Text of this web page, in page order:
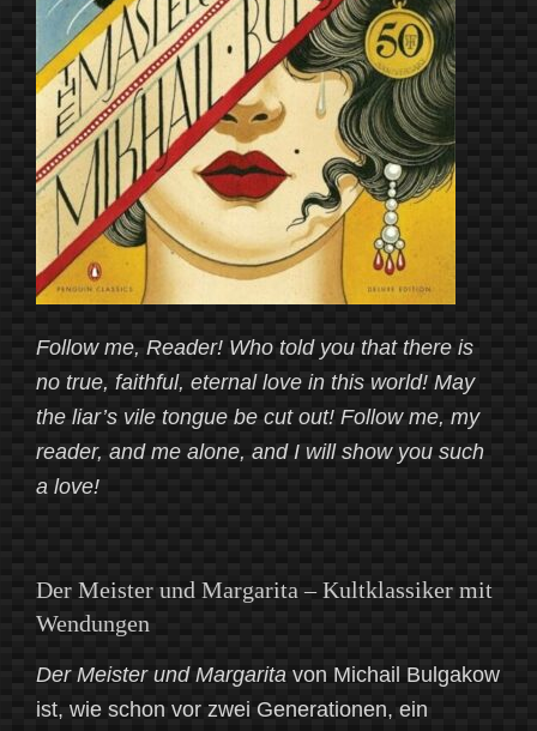
Follow me, Reader! Who told you that there is
no true, faithful, eternal love in this world! May
the liar’s vile tongue be cut out! Follow me, my
reader, and me alone, and I will show you such
a love!
Der Meister und Margarita – Kultklassiker mit
Wendungen
Der Meister und Margarita von Michail Bulgakow
ist, wie schon vor zwei Generationen, ein